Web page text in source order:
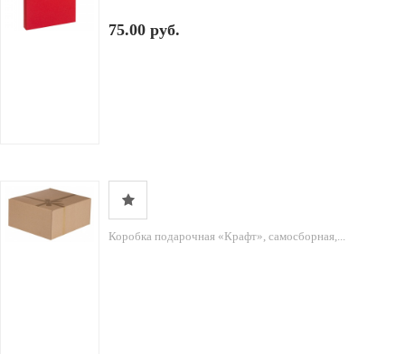
75.00 руб.
Коробка подарочная «Крафт», самосборная,...